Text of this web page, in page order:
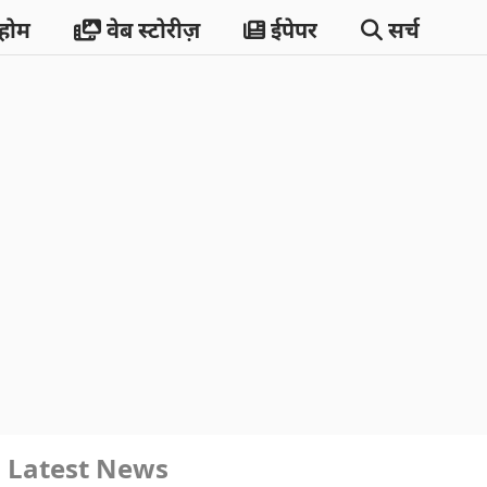
वेब स्टोरीज़ ईपेपर सर्च
Latest News